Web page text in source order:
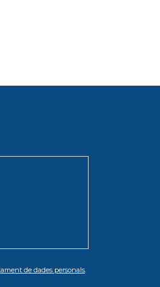
de dades personals.